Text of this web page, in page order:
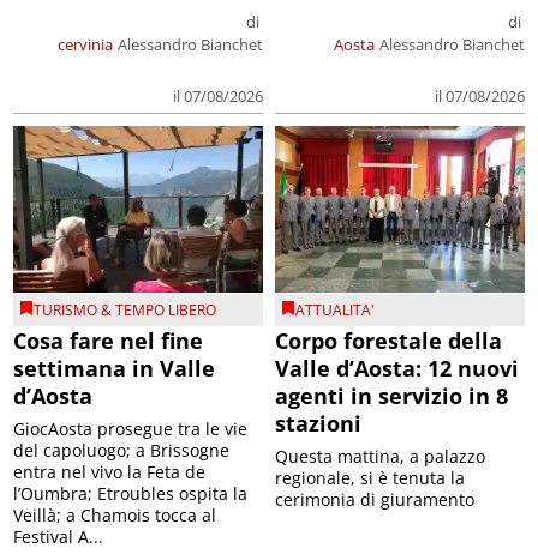
cervinia
di
Alessandro Bianchet
il 07/08/2026
Aosta
di
Alessandro Bianchet
il 07/08/2026
TURISMO & TEMPO LIBERO
Cosa fare nel fine
settimana in Valle
d’Aosta
GiocAosta prosegue tra le vie
del capoluogo; a Brissogne
entra nel vivo la Feta de
l’Oumbra; Etroubles ospita la
Veillà; a Chamois tocca al
Festival A...
ATTUALITA'
Corpo forestale della
Valle d’Aosta: 12 nuovi
agenti in servizio in 8
stazioni
Questa mattina, a palazzo
regionale, si è tenuta la
cerimonia di giuramento